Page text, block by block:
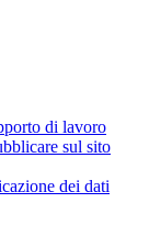
di lavoro
sul sito
dei dati